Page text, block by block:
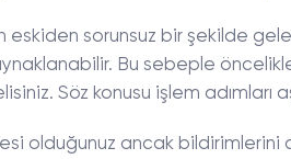
eskiden sorunsuz bir şekilde
Bu sebeple
Söz konusu işlem adımları
olduğunuz ancak bildirimlerini